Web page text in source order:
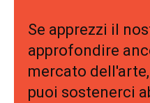
Se apprezzi il
approfondire
mercato dell'arte,
puoi sostenerci